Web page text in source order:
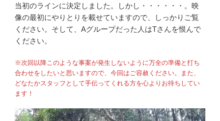
当初のラインに決定しました。しかし・・・・・・。映
像の最初にやりとりを載せていますので、しっかりご覧
ください。そして、Aグループだった人はTさんを恨んで
ください。
※次回以降このような事案が発生しないように万全の準備と打ち
合わせをしたいと思いますので、今回はご容赦ください。また、
どなたかスタッフとして手伝ってくれる方を心よりお待ちしてい
ます！